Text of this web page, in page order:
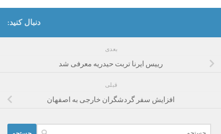
دنبال کنید:
بعدی
رییس ایرنا تربت حیدریه معرفی شد
قبلی
افزایش سفر گردشگران خارجی به اصفهان